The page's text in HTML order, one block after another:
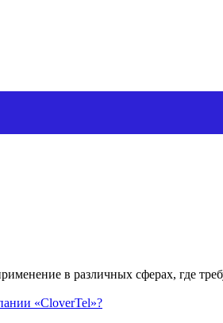
в различных сферах, где
«CloverTel»?